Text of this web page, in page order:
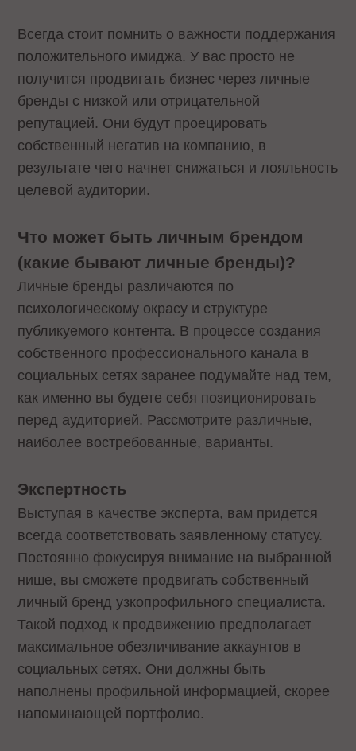
Всегда стоит помнить о важности поддержания
положительного имиджа. У вас просто не
получится продвигать бизнес через личные
бренды с низкой или отрицательной
репутацией. Они будут проецировать
собственный негатив на компанию, в
результате чего начнет снижаться и лояльность
целевой аудитории.
Что может быть личным брендом
(какие бывают личные бренды)?
Личные бренды различаются по
психологическому окрасу и структуре
публикуемого контента. В процессе создания
собственного профессионального канала в
социальных сетях заранее подумайте над тем,
как именно вы будете себя позиционировать
перед аудиторией. Рассмотрите различные,
наиболее востребованные, варианты.
Экспертность
Выступая в качестве эксперта, вам придется
всегда соответствовать заявленному статусу.
Постоянно фокусируя внимание на выбранной
нише, вы сможете продвигать собственный
личный бренд узкопрофильного специалиста.
Такой подход к продвижению предполагает
максимальное обезличивание аккаунтов в
социальных сетях. Они должны быть
наполнены профильной информацией, скорее
напоминающей портфолио.